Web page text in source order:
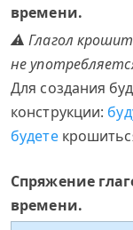
времени.
⚠ Глагол
не
Для создания
конструкции:
будете
Спряжение
времени.